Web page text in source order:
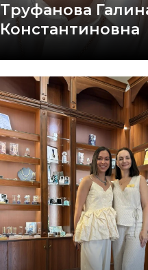
Труфанова
Константиновна